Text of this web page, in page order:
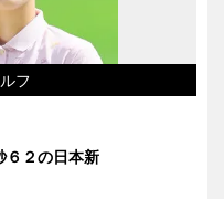
フ
６２の日本新